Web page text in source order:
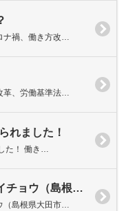
ナ禍、働き方改…
革、労働基準法…
れました！
た！ 働き…
三瓶山・浄善寺の大イチョウ（島根県大田市三瓶町池田）
（島根県大田市…